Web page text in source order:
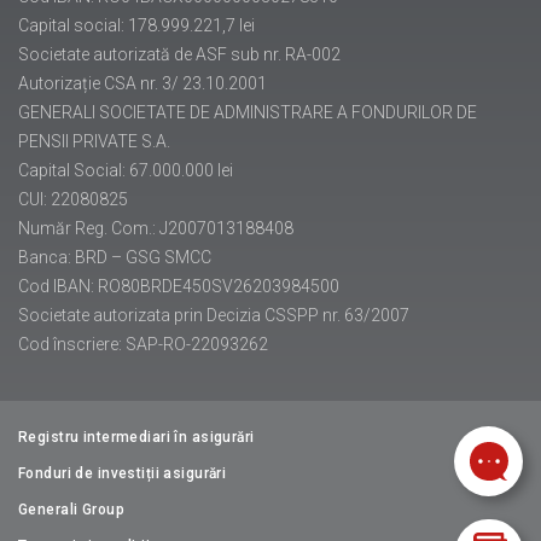
Capital social: 178.999.221,7 lei
Societate autorizată de ASF sub nr. RA-002
Autorizație CSA nr. 3/ 23.10.2001
GENERALI SOCIETATE DE ADMINISTRARE A FONDURILOR DE
PENSII PRIVATE S.A.
Capital Social: 67.000.000 lei
CUI: 22080825
Număr Reg. Com.: J2007013188408
Banca: BRD – GSG SMCC
Cod IBAN: RO80BRDE450SV26203984500
Societate autorizata prin Decizia CSSPP nr. 63/2007
Cod înscriere: SAP-RO-22093262
Registru intermediari în asigurări
Fonduri de investiții asigurări
Generali Group